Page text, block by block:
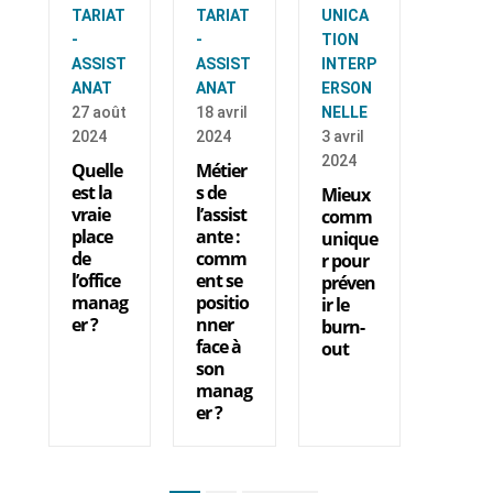
TARIAT
-
ASSIST
ANAT
27 août
2024
Quelle
est la
vraie
place
de
l’office
manag
er ?
TARIAT
-
ASSIST
ANAT
18 avril
2024
Métier
s de
l’assist
ante :
comm
ent se
positio
nner
face à
son
manag
er ?
UNICA
TION
INTERP
ERSON
NELLE
3 avril
2024
Mieux
comm
unique
r pour
préven
ir le
burn-
out